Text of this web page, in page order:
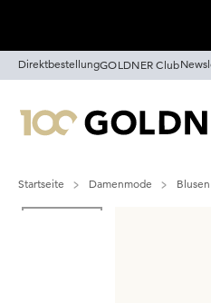
DirektbestellungGOLDNER Club
Startseite Damenmode Blusen